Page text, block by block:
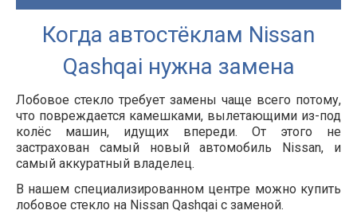
Когда автостёклам Nissan
Qashqai нужна замена
Лобовое стекло требует замены чаще всего потому,
что повреждается камешками, вылетающими из-под
колёс машин, идущих впереди. От этого не
застрахован самый новый автомобиль Nissan, и
самый аккуратный владелец.
В нашем специализированном центре можно купить
лобовое стекло на Nissan Qashqai с заменой.